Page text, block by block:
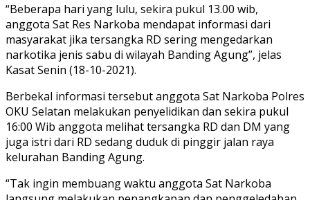
“Beberapa hari yang lulu, sekira pukul 13.00 wib,
anggota Sat Res Narkoba mendapat informasi dari
masyarakat jika tersangka RD sering mengedarkan
narkotika jenis sabu di wilayah Banding Agung”, jelas
Kasat Senin (18-10-2021).
Berbekal informasi tersebut anggota Sat Narkoba Polres
OKU Selatan melakukan penyelidikan dan sekira pukul
16:00 Wib anggota melihat tersangka RD dan DM yang
juga istri dari RD sedang duduk di pinggir jalan raya
kelurahan Banding Agung.
“Tak ingin membuang waktu anggota Sat Narkoba